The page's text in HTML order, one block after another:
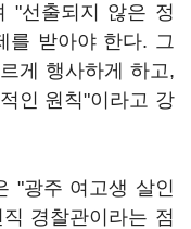
"선출되지 않은 정
를 받아야 한다. 그
게 행사하게 하고,
인 원칙"이라고 강
"광주 여고생 살인
경찰관이라는 점